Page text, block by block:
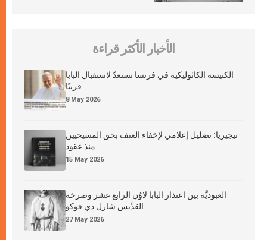
الأخبار الأكثر قراءة
الكنيسة الكاثوليكية في فرنسا تستعدّ لاستقبال البابا
قريبًا
8 May 2026
نيجيريا: تضليل إعلامي لإخفاء العنف بحق المسيحيين
منذ عقود
15 May 2026
العبوديَّة بين اعتذار البابا لاوُن الرابع عشر وصرخة
القدِّيس شارل دي فوكو
27 May 2026